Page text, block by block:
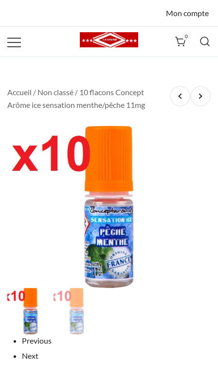
Mon compte
0
Accueil / Non classé / 10 flacons Concept
Arôme ice sensation menthe/pêche 11mg
Previous
Next